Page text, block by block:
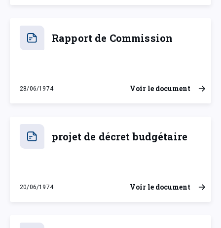
Rapport de Commission
28/06/1974
vendredi 28 juin 1974
Voir le document
projet de décret budgétaire
20/06/1974
jeudi 20 juin 1974
Voir le document